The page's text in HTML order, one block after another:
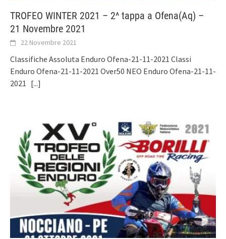
TROFEO WINTER 2021 – 2^ tappa a Ofena(Aq) –
21 Novembre 2021
22 Novembre 2021
Classifiche Assoluta Enduro Ofena-21-11-2021 Classi
Enduro Ofena-21-11-2021 Over50 NEO Enduro Ofena-21-11-
2021 [...]